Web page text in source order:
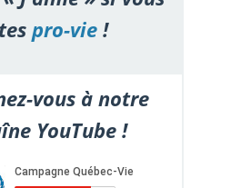
pro-vie!
vous à notre
YouTube !